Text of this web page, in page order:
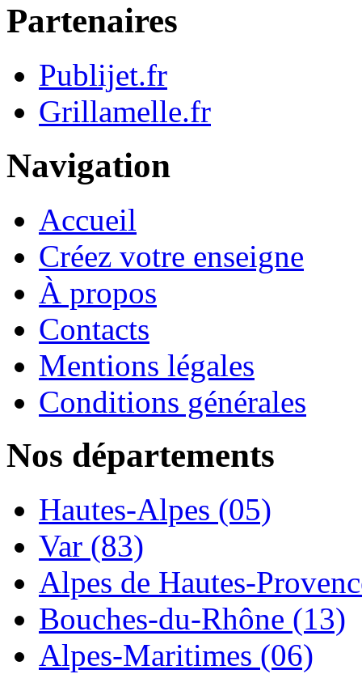
Partenaires
Publijet.fr
Grillamelle.fr
Navigation
Accueil
Créez votre enseigne
À propos
Contacts
Mentions légales
Conditions générales
Nos départements
Hautes-Alpes (05)
Var (83)
Alpes de Hautes-
Bouches-du-Rhône (13)
Alpes-Maritimes (06)